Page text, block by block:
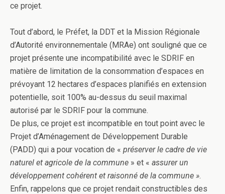
ce projet.
Tout d’abord, le Préfet, la DDT et la Mission Régionale
d’Autorité environnementale (MRAe) ont souligné que ce
projet présente une incompatibilité avec le SDRIF en
matière de limitation de la consommation d’espaces en
prévoyant 12 hectares d’espaces planifiés en extension
potentielle, soit 100% au-dessus du seuil maximal
autorisé par le SDRIF pour la commune.
De plus, ce projet est incompatible en tout point avec le
Projet d’Aménagement de Développement Durable
(PADD) qui a pour vocation de « préserver le cadre de vie
naturel et agricole de la commune » et « assurer un
développement cohérent et raisonné de la commune ».
Enfin, rappelons que ce projet rendait constructibles des